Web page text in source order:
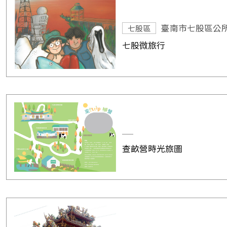
七股區
臺南市七股區公
七股微旅行
查畝營時光旅圖